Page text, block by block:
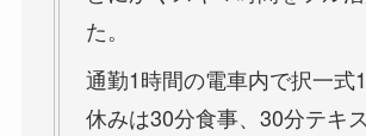
た。
通勤1時間の電車内で択一式
休みは30分食事、30分テキス